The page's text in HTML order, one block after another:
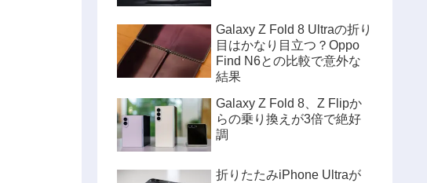
Galaxy Z Fold 8 Ultraの折り
目はかなり目立つ？Oppo
Find N6との比較で意外な
結果
Galaxy Z Fold 8、Z Flipか
らの乗り換えが3倍で絶好
調
折りたたみiPhone Ultraが